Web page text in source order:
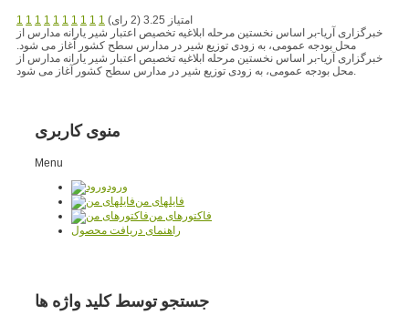
1 1 1 1 1 1 1 1 1 1
امتیاز 3.25 (2 رای)
خبرگزاری آریا-بر اساس نخستین مرحله ابلاغیه تخصیص اعتبار شیر یارانه مدارس از
محل بودجه عمومی، به زودی توزیع شیر در مدارس سطح کشور آغاز می شود.
خبرگزاری آریا-بر اساس نخستین مرحله ابلاغیه تخصیص اعتبار شیر یارانه مدارس از
محل بودجه عمومی، به زودی توزیع شیر در مدارس سطح کشور آغاز می شود.
منوی کاربری
Menu
ورود
فایلهای من
فاکتورهای من
راهنمای دریافت محصول
جستجو توسط کلید واژه ها